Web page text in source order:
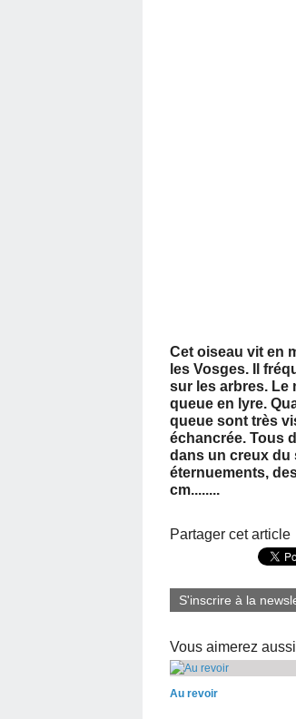
Cet oiseau vit en
les Vosges. Il
sur les arbres. Le
queue en lyre.
queue sont très
échancrée. Tous
dans un creux du
éternuements,
cm........
Partager cet article
S'inscrire à la
Vous aimerez
Au revoir